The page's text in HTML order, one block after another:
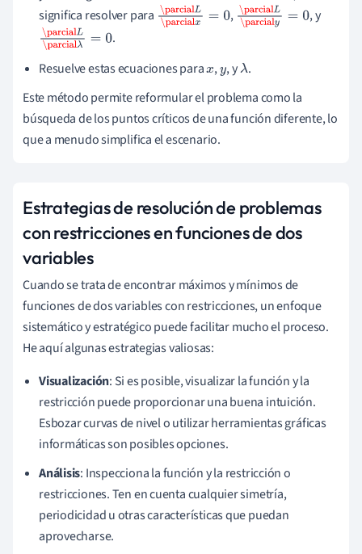
significa resolver para \parcialL\par , \parcialL\par , y
\parcialL \par
cialλ=0
.
Resuelve estas ecuaciones parax,y, yλ.
Este método permite reformular el problema como la
búsqueda de los puntos críticos de una función diferente, lo
que a menudo simplifica el escenario.
Estrategias de resolución de problemas
con restricciones en funciones de dos
variables
Cuando se trata de encontrar máximos y mínimos de
funciones de dos variables con restricciones, un enfoque
sistemático y estratégico puede facilitar mucho el proceso.
He aquí algunas estrategias valiosas:
Visualización: Si es posible, visualizar la función y la
restricción puede proporcionar una buena intuición.
Esbozar curvas de nivel o utilizar herramientas gráficas
informáticas son posibles opciones.
Análisis: Inspecciona la función y la restricción o
restricciones. Ten en cuenta cualquier simetría,
periodicidad u otras características que puedan
aprovecharse.